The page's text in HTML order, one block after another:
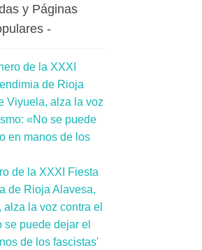
y Páginas
de la XXXI Fiesta
de Rioja Alavesa,
la voz contra el
se puede dejar el
de los fascistas'